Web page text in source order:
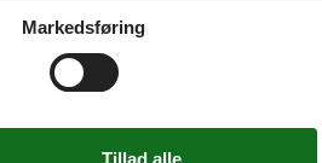
Markedsføring